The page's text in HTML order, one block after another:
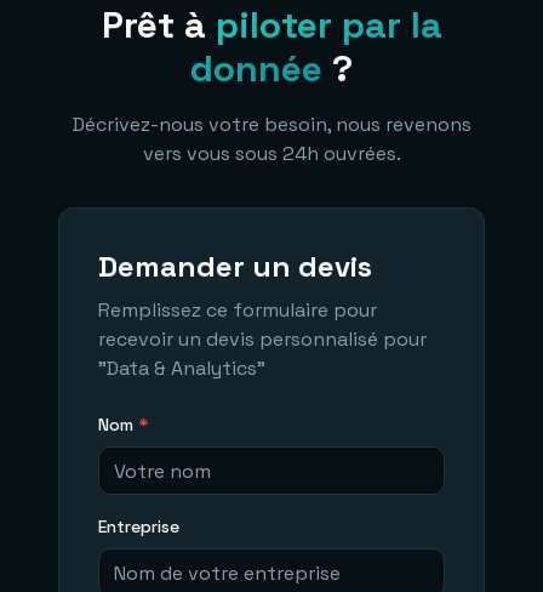
Prêt à piloter par la
donnée ?
Décrivez-nous votre besoin, nous revenons
vers vous sous 24h ouvrées.
Demander un devis
Remplissez ce formulaire pour
recevoir un devis personnalisé pour
"Data & Analytics"
Nom *
Entreprise